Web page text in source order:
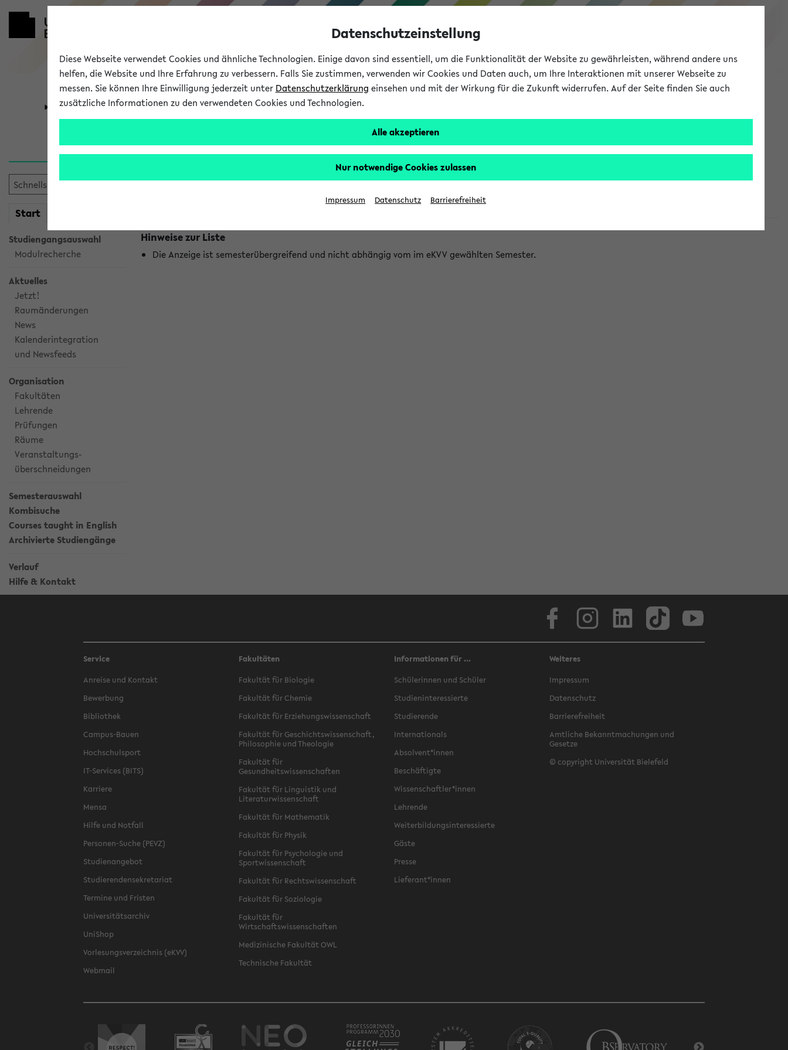
eKVV
Universität Forschung Studium
Start
Studiengangsauswahl
Modulrecherche
Aktuelles
Jetzt!
Raumänderungen
News
Kalenderintegration
und Newsfeeds
Organisation
Fakultäten
Lehrende
Prüfungen
Räume
Veranstaltungs-
überschneidungen
Semesterauswahl
Kombisuche
Courses taught in English
Archivierte Studiengänge
Verlauf
Hilfe & Kontakt
Jetzt und in Kürze stattfindende Veranstaltungen
Hinweise zur Liste
Die Anzeige ist semesterübergreifend und nicht abhängig vom im eKVV gewählten Semester.
Service
Anreise und Kontakt
Bewerbung
Bibliothek
Campus-Bauen
Hochschulsport
IT-Services (BITS)
Karriere
Mensa
Hilfe und Notfall
Personen-Suche (PEVZ)
Studienangebot
Studierendensekretariat
Termine und Fristen
Universitätsarchiv
UniShop
Vorlesungsverzeichnis (eKVV)
Webmail
Fakultäten
Fakultät für Biologie
Fakultät für Chemie
Fakultät für Erziehungswissenschaft
Fakultät für Geschichtswissenschaft,
Philosophie und Theologie
Fakultät für
Gesundheitswissenschaften
Fakultät für Linguistik und
Literaturwissenschaft
Fakultät für Mathematik
Fakultät für Physik
Fakultät für Psychologie und
Sportwissenschaft
Fakultät für Rechtswissenschaft
Fakultät für Soziologie
Fakultät für
Wirtschaftswissenschaften
Medizinische Fakultät OWL
Technische Fakultät
Informationen für ...
Schülerinnen und Schüler
Studieninteressierte
Studierende
Internationals
Absolvent*innen
Beschäftigte
Wissenschaftler*innen
Lehrende
Weiterbildungsinteressierte
Gäste
Presse
Lieferant*innen
Weiteres
Impressum
Datenschutz
Barrierefreiheit
Amtliche Bekanntmachungen und
Gesetze
© copyright Universität Bielefeld
Datenschutzeinstellung
Diese Webseite verwendet Cookies und ähnliche Technologien. Einige davon sind essentiell, um die Funktionalität der Website zu gewährleisten, während andere uns
helfen, die Website und Ihre Erfahrung zu verbessern. Falls Sie zustimmen, verwenden wir Cookies und Daten auch, um Ihre Interaktionen mit unserer Webseite zu
messen. Sie können Ihre Einwilligung jederzeit unter Datenschutzerklärung einsehen und mit der Wirkung für die Zukunft widerrufen. Auf der Seite finden Sie auch
zusätzliche Informationen zu den verwendeten Cookies und Technologien.
Alle akzeptieren
Nur notwendige Cookies zulassen
Impressum Datenschutz Barrierefreiheit